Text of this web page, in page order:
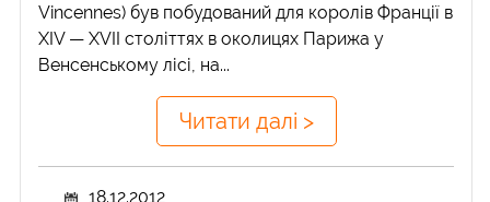
Vincennes) був побудований для королів Франції в
XIV — XVII століттях в околицях Парижа у
Венсенському лісі, на...
Читати далі >
18.12.2012